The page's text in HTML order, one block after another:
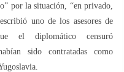
por la situación, “en privado,
uno de los asesores de
el diplomático censuró
sido contratadas como